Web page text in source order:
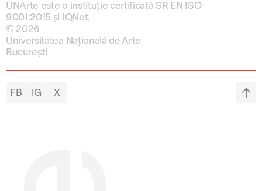
UNArte este o instituție certificată SR EN ISO
9001:2015 și IQNet.
© 2026
Universitatea Națională de Arte
București
FB IG X